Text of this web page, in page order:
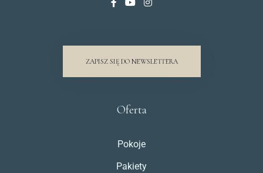
ZAPISZ SIĘ DO NEWSLETTERA
Oferta
Pokoje
Pakiety